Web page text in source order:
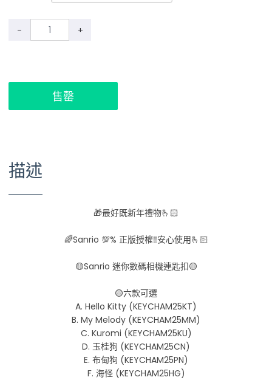
- +
售罄
描述
🎁最好既新年禮物🫰🏻
🌈Sanrio 💯% 正版授權‼️安心使用🫰🏻
🟡Sanrio 迷你數碼相機連匙扣🟡
🟡六款可選
A. Hello Kitty (KEYCHAM25KT)
B. My Melody (KEYCHAM25MM)
C. Kuromi (KEYCHAM25KU)
D. 玉桂狗 (KEYCHAM25CN)
E. 布甸狗 (KEYCHAM25PN)
F. 海怪 (KEYCHAM25HG)